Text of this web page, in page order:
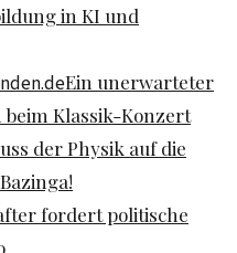
in KI und
Ein unerwarteter
Klassik-Konzert
der Physik auf die
fordert politische